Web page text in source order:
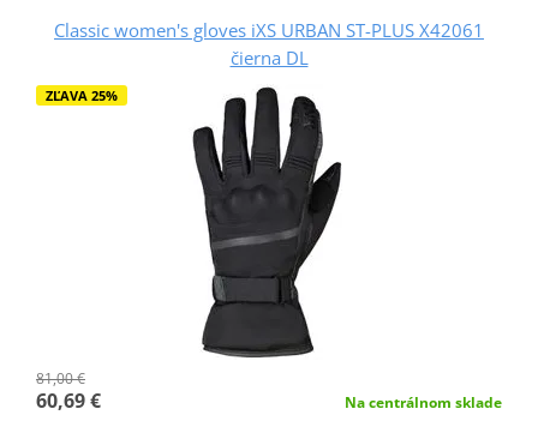
Classic women's gloves iXS URBAN ST-PLUS X42061
čierna DL
ZĽAVA 25%
81,00 €
60,69 € Na centrálnom sklade